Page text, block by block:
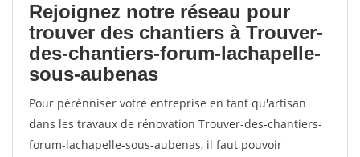
Rejoignez notre réseau pour
trouver des chantiers à Trouver-
des-chantiers-forum-lachapelle-
sous-aubenas
Pour pérénniser votre entreprise en tant qu'artisan
dans les travaux de rénovation Trouver-des-chantiers-
forum-lachapelle-sous-aubenas, il faut pouvoir